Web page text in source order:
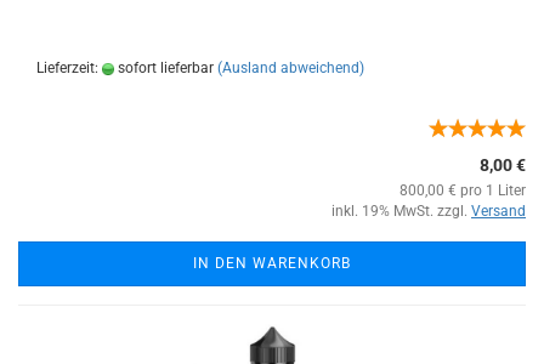
Lieferzeit: sofort lieferbar (Ausland abweichend)
8,00 €
800,00 € pro 1 Liter
inkl. 19% MwSt. zzgl. Versand
IN DEN WARENKORB